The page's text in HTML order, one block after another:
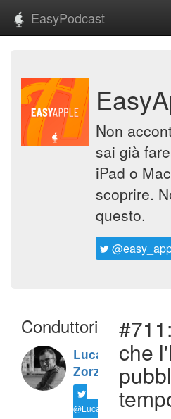
EasyPodcast
Non
sai già
iPad o
scoprire.
questo.
Conduttori
Luca
Zorzi
@LucaTNT
che